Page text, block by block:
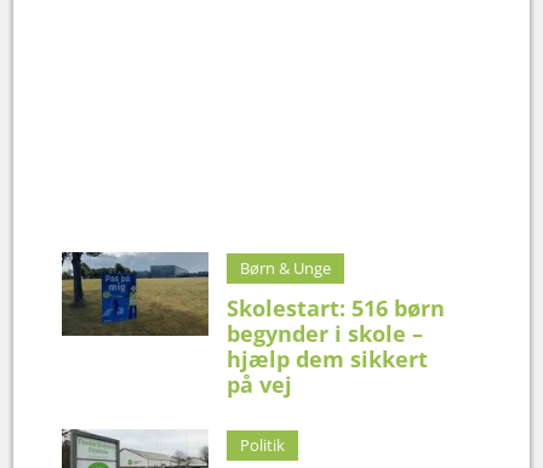
Børn & Unge
Skolestart: 516 børn
begynder i skole –
hjælp dem sikkert
på vej
Politik